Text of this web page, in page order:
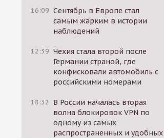
16:09 Сентябрь в Европе стал
самым жарким в истории
наблюдений
12:39 Чехия стала второй после
Германии страной, где
конфисковали автомобиль с
российскими номерами
18:32
В России началась вторая
волна блокировок VPN по
одному из самых
распространенных и удобных